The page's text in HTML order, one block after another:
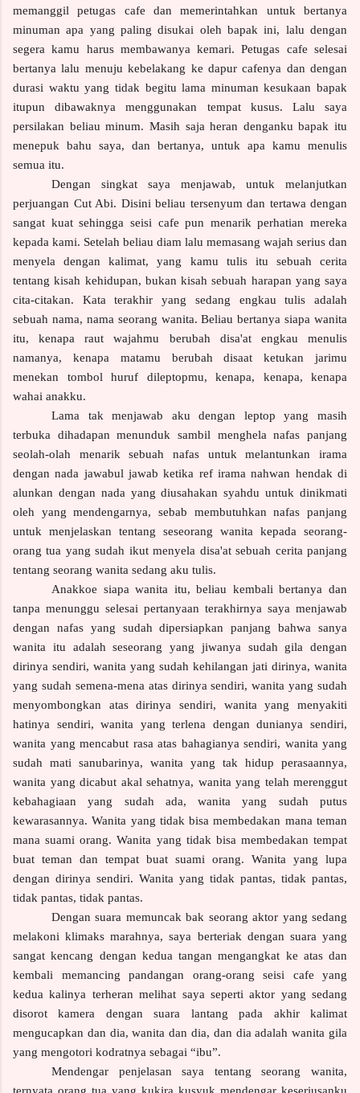
memanggil petugas cafe dan memerintahkan untuk bertanya
minuman apa yang paling disukai oleh bapak ini, lalu dengan
segera kamu harus membawanya kemari. Petugas cafe selesai
bertanya lalu menuju kebelakang ke dapur cafenya dan dengan
durasi waktu yang tidak begitu lama minuman kesukaan bapak
itupun dibawaknya menggunakan tempat kusus. Lalu saya
persilakan beliau minum. Masih saja heran denganku bapak itu
menepuk bahu saya, dan bertanya, untuk apa kamu menulis
semua itu.
Dengan singkat saya menjawab, untuk melanjutkan
perjuangan Cut Abi. Disini beliau tersenyum dan tertawa dengan
sangat kuat sehingga seisi cafe pun menarik perhatian mereka
kepada kami. Setelah beliau diam lalu memasang wajah serius dan
menyela dengan kalimat, yang kamu tulis itu sebuah cerita
tentang kisah kehidupan, bukan kisah sebuah harapan yang saya
cita-citakan. Kata terakhir yang sedang engkau tulis adalah
sebuah nama, nama seorang wanita. Beliau bertanya siapa wanita
itu, kenapa raut wajahmu berubah disa'at engkau menulis
namanya, kenapa matamu berubah disaat ketukan jarimu
menekan tombol huruf dileptopmu, kenapa, kenapa, kenapa
wahai anakku.
Lama tak menjawab aku dengan leptop yang masih
terbuka dihadapan menunduk sambil menghela nafas panjang
seolah-olah menarik sebuah nafas untuk melantunkan irama
dengan nada jawabul jawab ketika ref irama nahwan hendak di
alunkan dengan nada yang diusahakan syahdu untuk dinikmati
oleh yang mendengarnya, sebab membutuhkan nafas panjang
untuk menjelaskan tentang seseorang wanita kepada seorang-
orang tua yang sudah ikut menyela disa'at sebuah cerita panjang
tentang seorang wanita sedang aku tulis.
Anakkoe siapa wanita itu, beliau kembali bertanya dan
tanpa menunggu selesai pertanyaan terakhirnya saya menjawab
dengan nafas yang sudah dipersiapkan panjang bahwa sanya
wanita itu adalah seseorang yang jiwanya sudah gila dengan
dirinya sendiri, wanita yang sudah kehilangan jati dirinya, wanita
yang sudah semena-mena atas dirinya sendiri, wanita yang sudah
menyombongkan atas dirinya sendiri, wanita yang menyakiti
hatinya sendiri, wanita yang terlena dengan dunianya sendiri,
wanita yang mencabut rasa atas bahagianya sendiri, wanita yang
sudah mati sanubarinya, wanita yang tak hidup perasaannya,
wanita yang dicabut akal sehatnya, wanita yang telah merenggut
kebahagiaan yang sudah ada, wanita yang sudah putus
kewarasannya.Wanita yang tidak bisa membedakan mana teman
mana suami orang. Wanita yang tidak bisa membedakan tempat
buat teman dan tempat buat suami orang. Wanita yang lupa
dengan dirinya sendiri. Wanita yang tidak pantas, tidak pantas,
tidak pantas, tidak pantas.
Dengan suara memuncak bak seorang aktor yang sedang
melakoni klimaks marahnya, saya berteriak dengan suara yang
sangat kencang dengan kedua tangan mengangkat ke atas dan
kembali memancing pandangan orang-orang seisi cafe yang
kedua kalinya terheran melihat saya seperti aktor yang sedang
disorot kamera dengan suara lantang pada akhir kalimat
mengucapkan dan dia, wanita dan dia, dan dia adalah wanita gila
yang mengotori kodratnya sebagai “ibu”.
Mendengar penjelasan saya tentang seorang wanita,
ternyata orang tua yang kukira kusyuk mendengar keseriusanku